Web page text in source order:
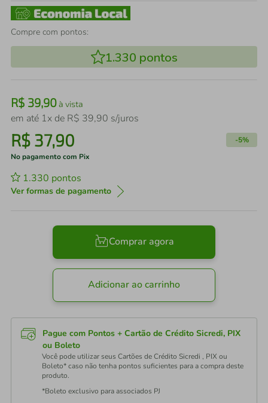
Compre com pontos:
1.330 pontos
R$ 39,90à vista
em até 1x de R$ 39,90 s/juros
R$ 37,90 -5%
No pagamento com Pix
1.330 pontos
Ver formas de pagamento
Comprar agora
Adicionar ao carrinho
Pague com Pontos + Cartão de Crédito Sicredi, PIX
ou Boleto
Você pode utilizar seus Cartões de Crédito Sicredi , PIX ou
Boleto* caso não tenha pontos suficientes para a compra deste
produto.
*Boleto exclusivo para associados PJ